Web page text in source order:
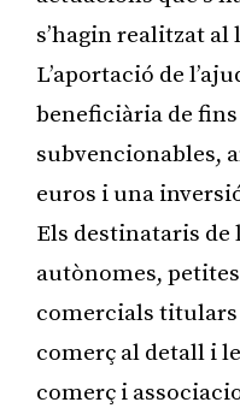
s’hagin realitzat al
L’aportació de
beneficiària de fins
subvencionables,
euros i una
Els destinataris de
autònomes,
comercials titulars
comerç al detall i
comerç i